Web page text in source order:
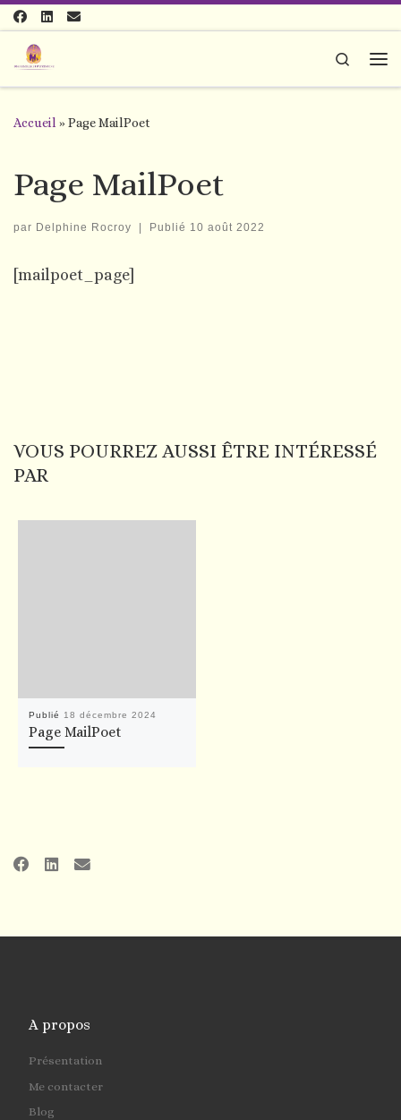
Passer au contenu
Search
Accueil »Page MailPoet
Page MailPoet
par Delphine Rocroy | Publié 10 août 2022
[mailpoet_page]
VOUS POURREZ AUSSI ÊTRE INTÉRESSÉ
PAR
Publié 18 décembre 2024
Page MailPoet
A propos
Présentation
Me contacter
Blog